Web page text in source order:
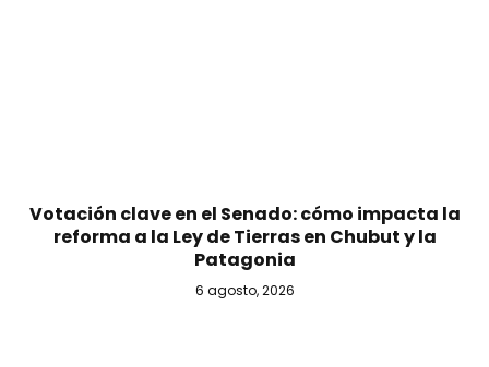
Votación clave en el Senado: cómo impacta la
reforma a la Ley de Tierras en Chubut y la
Patagonia
6 agosto, 2026